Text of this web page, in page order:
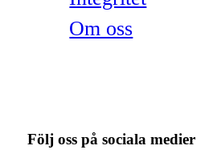
Om oss
Följ oss på sociala medier